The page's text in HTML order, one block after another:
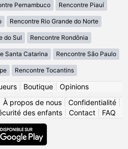
Pernambuco Rencontre Piauí
Rencontre Rio Grande do Norte
do Sul Rencontre Rondônia
Santa Catarina Rencontre São Paulo
Rencontre Tocantins
| Boutique| Opinions
À propos de nous Confidentialité
des enfants| Contact| FAQ